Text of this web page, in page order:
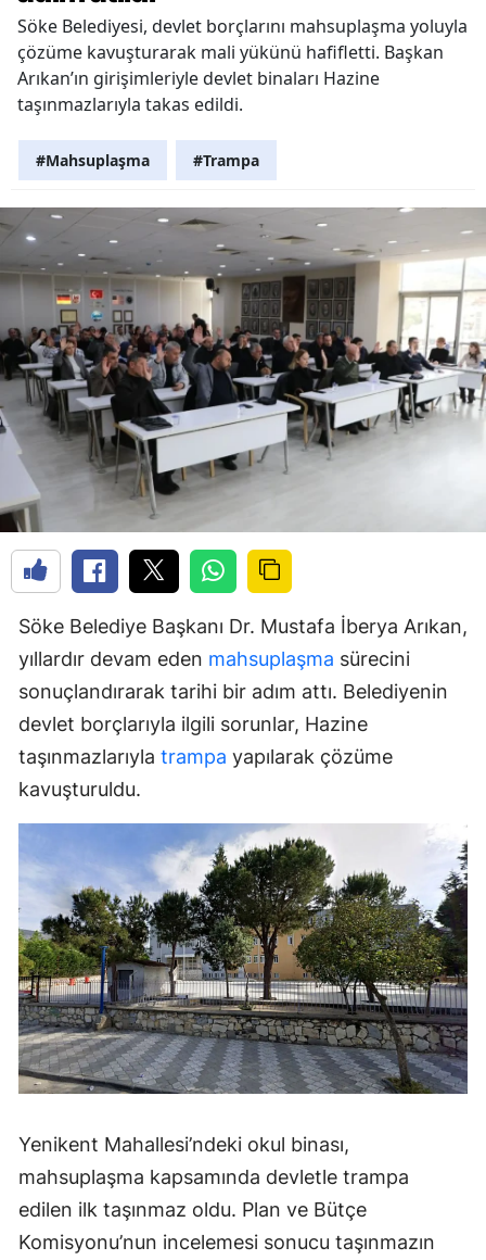
Söke Belediyesi, devlet borçlarını mahsuplaşma yoluyla
çözüme kavuşturarak mali yükünü hafifletti. Başkan
Arıkan’ın girişimleriyle devlet binaları Hazine
taşınmazlarıyla takas edildi.
#Mahsuplaşma #Trampa
Söke Belediye Başkanı Dr. Mustafa İberya Arıkan,
yıllardır devam eden mahsuplaşma sürecini
sonuçlandırarak tarihi bir adım attı. Belediyenin
devlet borçlarıyla ilgili sorunlar, Hazine
taşınmazlarıyla trampa yapılarak çözüme
kavuşturuldu.
Yenikent Mahallesi’ndeki okul binası,
mahsuplaşma kapsamında devletle trampa
edilen ilk taşınmaz oldu. Plan ve Bütçe
Komisyonu’nun incelemesi sonucu taşınmazın